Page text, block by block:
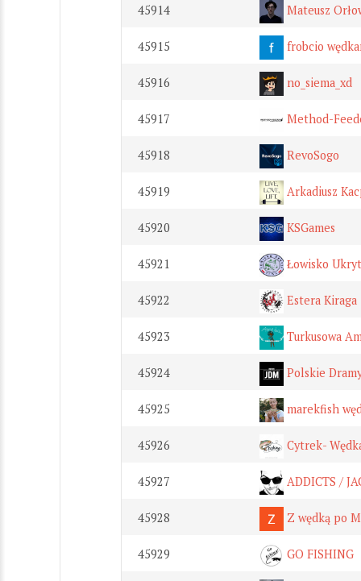
45914 Mateusz
45915 frobcio
45916 no_siema_xd
45917 Method-
45918 RevoSogo
45919 Arkadiusz
45920 KSGames
45921 Łowisko
45922 Estera Kiraga
45923 Turkusowa
45924 Polskie
45925 marekfish
45926 Cytrek-
45927 ADDICTS /
45928 Z wędką po
45929 GO FISHING